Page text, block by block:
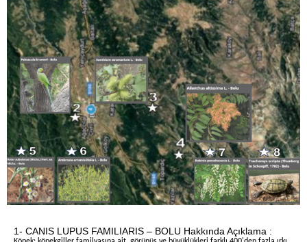
1- CANIS LUPUS FAMILIARIS – BOLU Hakkında Açıklama :